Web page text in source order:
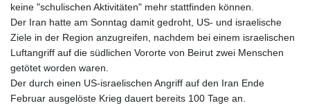
keine "schulischen Aktivitäten" mehr stattfinden können.
Der Iran hatte am Sonntag damit gedroht, US- und israelische
Ziele in der Region anzugreifen, nachdem bei einem israelischen
Luftangriff auf die südlichen Vororte von Beirut zwei Menschen
getötet worden waren.
Der durch einen US-israelischen Angriff auf den Iran Ende
Februar ausgelöste Krieg dauert bereits 100 Tage an.